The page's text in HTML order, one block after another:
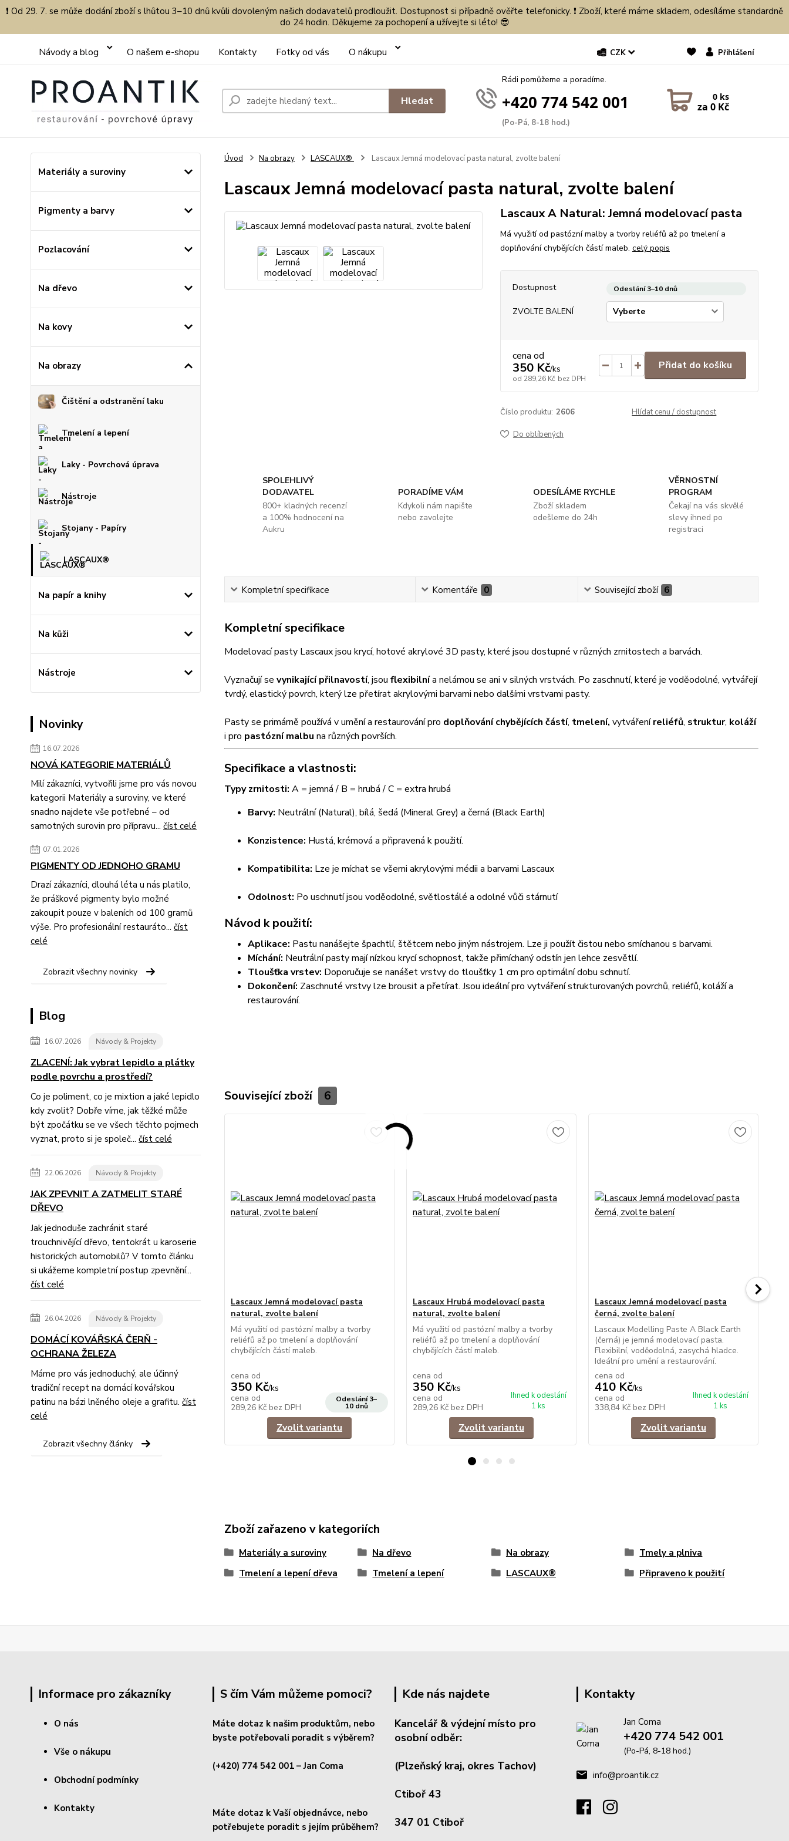
❗ Od 29. 7. se může dodání zboží s lhůtou 3–10 dnů kvůli dovoleným našich dodavatelů prodloužit. Dostupnost si případně ověřte telefonicky. ❗ Zboží, které máme skladem, odesíláme standardně
do 24 hodin. Děkujeme za pochopení a užívejte si léto! 😎
Návody a blog O našem e-shopu Kontakty Fotky od vás O nákupu CZK Přihlášení
Hledat
Rádi pomůžeme a poradíme.
+420 774 542 001
(Po-Pá, 8-18 hod.)
0 ks
za 0 Kč
Materiály a suroviny
Pigmenty a barvy
Pozlacování
Na dřevo
Na kovy
Na obrazy
Čištění a odstranění laku
Tmelení a lepení
Laky - Povrchová úprava
Nástroje
Stojany - Papíry
LASCAUX®
Na papír a knihy
Na kůži
Nástroje
Novinky
16.07.2026
NOVÁ KATEGORIE MATERIÁLŮ
Milí zákazníci, vytvořili jsme pro vás novou
kategorii Materiály a suroviny, ve které
snadno najdete vše potřebné – od
samotných surovin pro přípravu... číst celé
07.01.2026
PIGMENTY OD JEDNOHO GRAMU
Drazí zákazníci, dlouhá léta u nás platilo,
že práškové pigmenty bylo možné
zakoupit pouze v baleních od 100 gramů
výše. Pro profesionální restauráto... číst
celé
Zobrazit všechny novinky
Blog
16.07.2026 Návody & Projekty
ZLACENÍ: Jak vybrat lepidlo a plátky
podle povrchu a prostředí?
Co je poliment, co je mixtion a jaké lepidlo
kdy zvolit? Dobře víme, jak těžké může
být zpočátku se ve všech těchto pojmech
vyznat, proto si je společ... číst celé
22.06.2026 Návody & Projekty
JAK ZPEVNIT A ZATMELIT STARÉ
DŘEVO
Jak jednoduše zachránit staré
trouchnivějící dřevo, tentokrát u karoserie
historických automobilů? V tomto článku
si ukážeme kompletní postup zpevnění...
číst celé
26.04.2026 Návody & Projekty
DOMÁCÍ KOVÁŘSKÁ ČERŇ -
OCHRANA ŽELEZA
Máme pro vás jednoduchý, ale účinný
tradiční recept na domácí kovářskou
patinu na bázi lněného oleje a grafitu. číst
celé
Zobrazit všechny články
Úvod Na obrazy LASCAUX® Lascaux Jemná modelovací pasta natural, zvolte balení
Lascaux Jemná modelovací pasta natural, zvolte balení
Lascaux A Natural: Jemná modelovací pasta
Má využití od pastózní malby a tvorby reliéfů až po tmelení a
doplňování chybějících částí maleb. celý popis
Dostupnost Odeslání 3–10 dnů
ZVOLTE BALENÍ
cena od
350 Kč/ks
od 289,26 Kč bez DPH
Přidat do košíku
Číslo produktu: 2606 Hlídat cenu / dostupnost
Do oblíbených
SPOLEHLIVÝ
DODAVATEL
800+ kladných recenzí
a 100% hodnocení na
Aukru
PORADÍME VÁM
Kdykoli nám napište
nebo zavolejte
ODESÍLÁME RYCHLE
Zboží skladem
odešleme do 24h
VĚRNOSTNÍ
PROGRAM
Čekají na vás skvělé
slevy ihned po
registraci
Kompletní specifikace Komentáře 0 Související zboží 6
Kompletní specifikace
Modelovací pasty Lascaux jsou krycí, hotové akrylové 3D pasty, které jsou dostupné v různých zrnitostech a barvách.
Vyznačují se vynikající přilnavostí, jsou flexibilnía nelámou se ani v silných vrstvách. Po zaschnutí, které je voděodolné, vytvářejí
tvrdý, elastický povrch, který lze přetírat akrylovými barvami nebo dalšími vrstvami pasty.
Pasty se primárně používá v umění a restaurování pro doplňování chybějících částí, tmelení, vytvářeníreliéfů, struktur, koláží
i pro pastózní malbu na různých površích.
Specifikace a vlastnosti:
Typy zrnitosti: A = jemná / B = hrubá /C = extra hrubá
Barvy: Neutrální (Natural), bílá, šedá (Mineral Grey) a černá (Black Earth)
Konzistence: Hustá, krémová a připravená k použití.
Kompatibilita: Lze je míchat se všemi akrylovými médii a barvami Lascaux
Odolnost: Po uschnutí jsou voděodolné, světlostálé a odolné vůči stárnutí
Návod k použití:
Aplikace: Pastu nanášejte špachtlí, štětcem nebo jiným nástrojem. Lze ji použít čistou nebo smíchanou s barvami.
Míchání: Neutrální pasty mají nízkou krycí schopnost, takže přimíchaný odstín jen lehce zesvětlí.
Tloušťka vrstev: Doporučuje se nanášet vrstvy do tloušťky 1 cm pro optimální dobu schnutí.
Dokončení: Zaschnuté vrstvy lze brousit a přetírat. Jsou ideální pro vytváření strukturovaných povrchů, reliéfů, koláží a
restaurování.
Související zboží 6
Lascaux Jemná modelovací pasta
natural, zvolte balení
Má využití od pastózní malby a tvorby
reliéfů až po tmelení a doplňování
chybějících částí maleb.
cena od
350 Kč/ks
cena od
289,26 Kč bez DPH
Odeslání 3–
10 dnů
Zvolit variantu
Lascaux Hrubá modelovací pasta
natural, zvolte balení
Má využití od pastózní malby a tvorby
reliéfů až po tmelení a doplňování
chybějících částí maleb.
cena od
350 Kč/ks
cena od
289,26 Kč bez DPH
Ihned k odeslání
1 ks
Zvolit variantu
Lascaux Jemná modelovací pasta
černá, zvolte balení
Lascaux Modelling Paste A Black Earth
(černá) je jemná modelovací pasta.
Flexibilní, voděodolná, zasychá hladce.
Ideální pro umění a restaurování.
cena od
410 Kč/ks
cena od
338,84 Kč bez DPH
Ihned k odeslání
1 ks
Zvolit variantu
Zboží zařazeno v kategoriích
Materiály a suroviny Na dřevo Na obrazy
Tmely a plniva
Tmelení a lepení dřeva
Tmelení a lepení LASCAUX® Připraveno k použití
Informace pro zákazníky
O nás
Vše o nákupu
Obchodní podmínky
Kontakty
S čím Vám můžeme pomoci?
Máte dotaz k našim produktům, nebo
byste potřebovali poradit s výběrem?
(+420) 774 542 001 – Jan Coma
Máte dotaz k Vaší objednávce, nebo
potřebujete poradit s jejím průběhem?
Kde nás najdete
Kancelář & výdejní místo pro
osobní odběr:
(Plzeňský kraj, okres Tachov)
Ctiboř 43
347 01 Ctiboř
Kontakty
Jan Coma
+420 774 542 001
(Po-Pá, 8-18 hod.)
info@proantik.cz